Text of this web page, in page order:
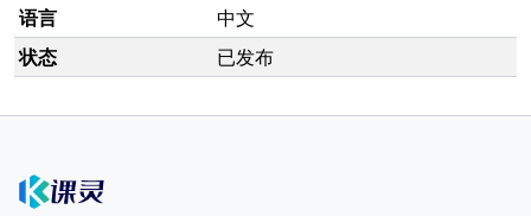
语言
中文
状态
已发布